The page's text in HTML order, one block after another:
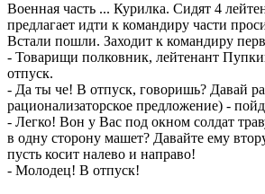
Военная часть ... Курилка. Сидят 4
предлагает идти к командиру части
Встали пошли. Заходит к командиру
- Товарищи полковник, лейтенант
отпуск.
- Да ты че! В отпуск, говоришь? Давай
рационализаторское предложение) -
- Легко! Вон у Вас под окном солдат
в одну сторону машет? Давайте ему
пусть косит налево и направо!
- Молодец! В отпуск!